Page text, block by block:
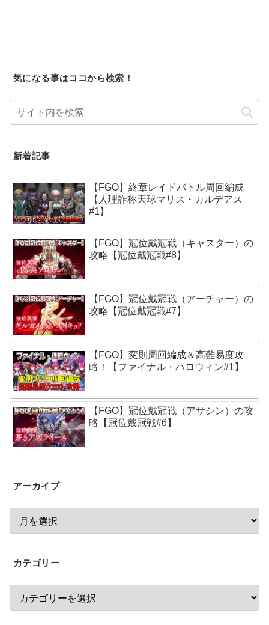
気になる事はココから検索！
新着記事
【FGO】終章レイドバトル周回編成
【人理詐称天球マリス・カルデアス
#1】
【FGO】冠位戴冠戦（キャスター）の
攻略【冠位戴冠戦#8】
【FGO】冠位戴冠戦（アーチャー）の
攻略【冠位戴冠戦#7】
【FGO】変則周回編成＆高難易度攻
略！【ファイナル・ハロウィン#1】
【FGO】冠位戴冠戦（アサシン）の攻
略【冠位戴冠戦#6】
アーカイブ
カテゴリー